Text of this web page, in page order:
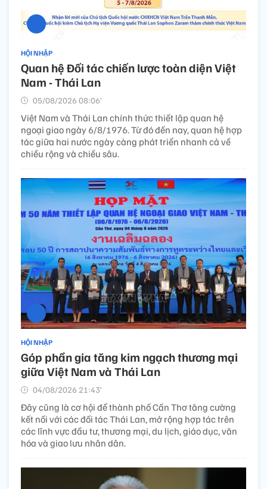
HỘI NHẬP
Quan hệ Đối tác chiến lược toàn diện Việt
Nam - Thái Lan
05/08/2026 08:06’
Việt Nam và Thái Lan chính thức thiết lập quan hệ
ngoại giao ngày 6/8/1976. Từ đó đến nay, quan hệ hợp
tác giữa hai nước ngày càng phát triển nhanh cả về
chiều rộng và chiều sâu.
HỘI NHẬP
Góp phần gia tăng kim ngạch thương mại
giữa Việt Nam và Thái Lan
04/08/2026 21:43’
Đây cũng là cơ hội để thành phố Cần Thơ tăng cường
kết nối với các đối tác Thái Lan, mở rộng hợp tác trên
các lĩnh vực đầu tư, thương mại, du lịch, giáo dục, văn
hóa và giao lưu nhân dân.